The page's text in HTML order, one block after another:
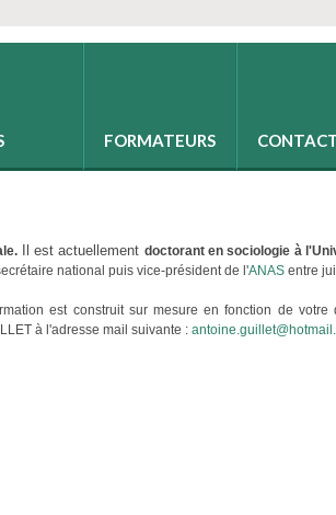
FORMATEURS
Il est actuellement doctorant en sociologie à
national puis vice-président de l'ANAS entre
est construit sur mesure en fonction de votre
à l'adresse mail suivante :